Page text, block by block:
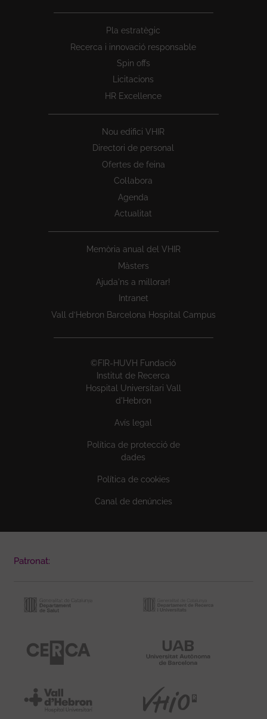
Pla estratègic
Recerca i innovació responsable
Spin offs
Licitacions
HR Excellence
Nou edifici VHIR
Directori de personal
Ofertes de feina
Col·labora
Agenda
Actualitat
Memòria anual del VHIR
Màsters
Ajuda'ns a millorar!
Intranet
Vall d’Hebron Barcelona Hospital Campus
©FIR-HUVH Fundació
Institut de Recerca
Hospital Universitari Vall
d'Hebron
Avís legal
Política de protecció de
dades
Política de cookies
Canal de denúncies
Patronat: